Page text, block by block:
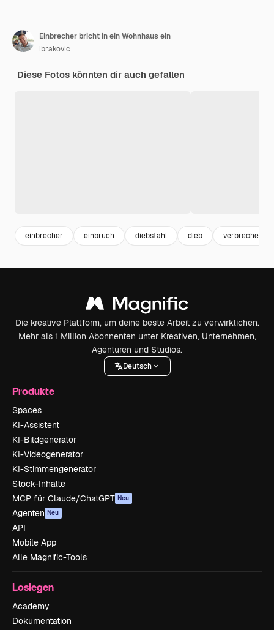
Einbrecher bricht in ein Wohnhaus ein
ibrakovic
Diese Fotos könnten dir auch gefallen
einbrecher einbruch diebstahl dieb verbrecher
Die kreative Plattform, um deine beste Arbeit zu verwirklichen.
Mehr als 1 Million Abonnenten unter Kreativen, Unternehmen,
Agenturen und Studios.
Deutsch
Produkte
Spaces
KI-Assistent
KI-Bildgenerator
KI-Videogenerator
KI-Stimmengenerator
Stock-Inhalte
MCP für Claude/ChatGPT Neu
Agenten Neu
API
Mobile App
Alle Magnific-Tools
Loslegen
Academy
Dokumentation